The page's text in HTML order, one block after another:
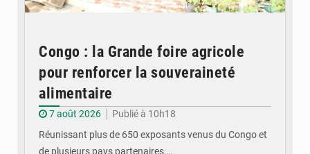
Congo : la Grande foire agricole
pour renforcer la souveraineté
alimentaire
7 août 2026
Publié à 10h18
Réunissant plus de 650 exposants venus du Congo et
de plusieurs pays partenaires,…